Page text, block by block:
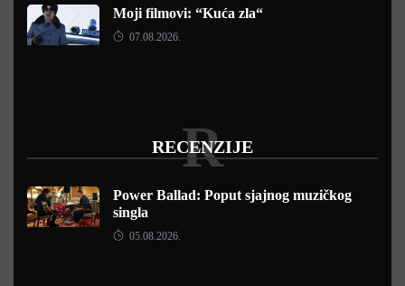
Moji filmovi: “Kuća zla“
07.08.2026.
RECENZIJE
R
Power Ballad: Poput sjajnog muzičkog
singla
05.08.2026.